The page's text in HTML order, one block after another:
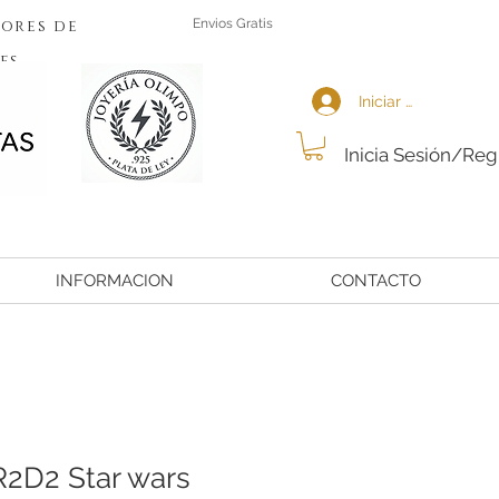
de
Envios Gratis
Inicia Sesión/
Iniciar sesión
INFORMACION CONTACTO
Star wars